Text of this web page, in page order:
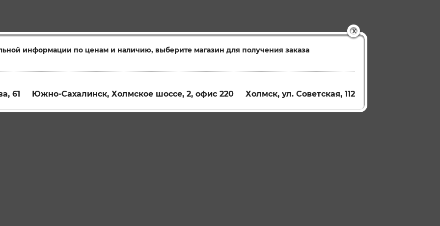
X
информации по ценам и наличию, выберите магазин для получения заказа
61 Южно-Сахалинск, Холмское шоссе, 2, офис 220 Холмск, ул. Советская, 112